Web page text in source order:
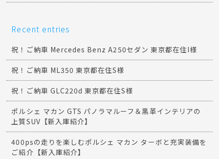
Recent entries
祝！ご納車 Mercedes Benz A250セダン 東京都在住I様
祝！ご納車 ML350 東京都在住S様
祝！ご納車 GLC220d 東京都在住S様
ポルシェ マカン GTS パノラマルーフ＆黒革インテリアの
上質SUV【新入庫紹介】
400psの走りを楽しむポルシェ マカン ターボと充実装備を
ご紹介【新入庫紹介】